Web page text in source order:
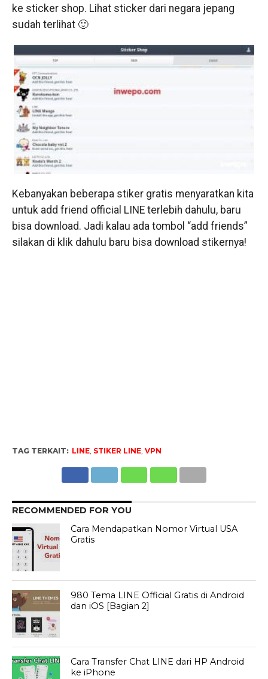
ke sticker shop. Lihat sticker dari negara jepang
sudah terlihat 🙂
Kebanyakan beberapa stiker gratis menyaratkan kita
untuk add friend official LINE terlebih dahulu, baru
bisa download. Jadi kalau ada tombol “add friends”
silakan di klik dahulu baru bisa download stikernya!
TAG TERKAIT: LINE, STIKER LINE, VPN
RECOMMENDED FOR YOU
Cara Mendapatkan Nomor Virtual USA
Gratis
980 Tema LINE Official Gratis di Android
dan iOS [Bagian 2]
Cara Transfer Chat LINE dari HP Android
ke iPhone